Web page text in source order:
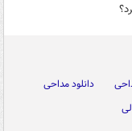
دانلود مداحی